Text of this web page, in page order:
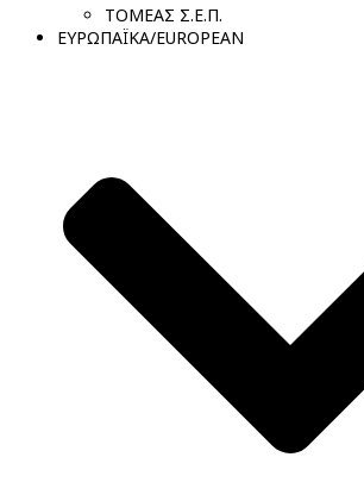
ΤΟΜΕΑΣ Σ.Ε.Π.
ΕΥΡΩΠΑΪΚΑ/EUROPEAN